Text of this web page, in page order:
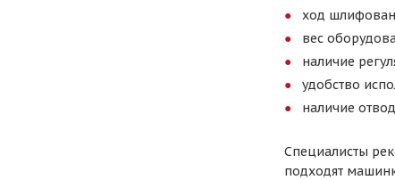
ход
вес
наличие
удобство
наличие
Специалисты
подходят